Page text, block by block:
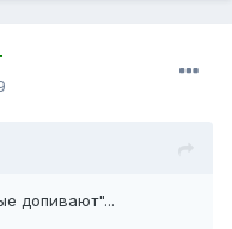
допивают"...